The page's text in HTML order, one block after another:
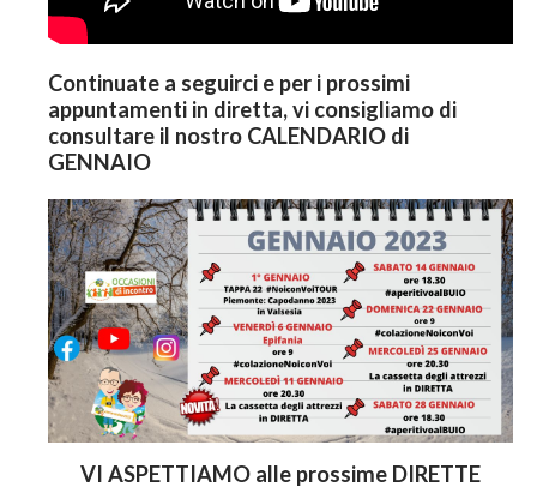
Continuate a seguirci e per i prossimi
appuntamenti in diretta, vi consigliamo di
consultare il nostro CALENDARIO di
GENNAIO
VI ASPETTIAMO alle prossime DIRETTE